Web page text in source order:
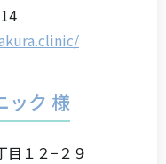
ック 様
目１２−２９